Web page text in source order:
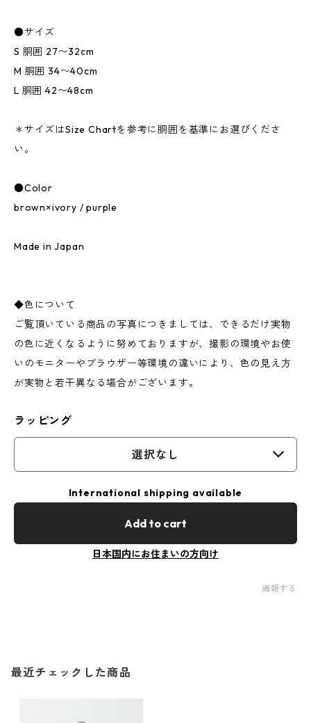
●サイズ
S 胴囲 27〜32cm
M 胴囲 34〜40cm
L 胴囲 42〜48cm
＊サイズはSize Chartを参考に胴囲を基準にお選びくださ
い。
●Color
brown×ivory / purple
Made in Japan
◆色について
ご覧頂いている商品の写真につきましては、できるだけ実物
の色に近くなるように努めておりますが、撮影の環境やお使
いのモニターやブラウザー等環境の違いにより、色の見え方
が実物と若干異なる場合がございます。
ラッピング
選択なし
International shipping available
Add to cart
日本国内にお住まいの方向け
通報する
最近チェックした商品